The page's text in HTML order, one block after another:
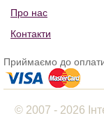
Про нас
Контакти
Приймаємо до
© 2007 - 2026